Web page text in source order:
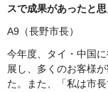
スで成果があったと
A9（長野市長）
今年度、タイ・中国
展し、多くのお客様
た。また、「私は市